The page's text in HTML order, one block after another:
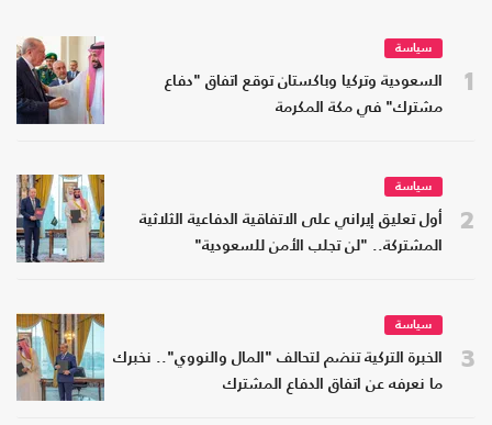
1
سياسة
السعودية وتركيا وباكستان توقع اتفاق "دفاع
مشترك" في مكة المكرمة
2
سياسة
أول تعليق إيراني على الاتفاقية الدفاعية الثلاثية
المشتركة.. "لن تجلب الأمن للسعودية"
3
سياسة
الخبرة التركية تنضم لتحالف "المال والنووي".. نخبرك
ما نعرفه عن اتفاق الدفاع المشترك